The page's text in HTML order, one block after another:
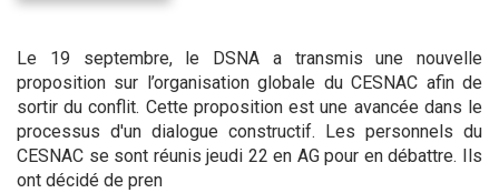
Le 19 septembre, le DSNA a transmis une nouvelle
proposition sur l’organisation globale du CESNAC afin de
sortir du conflit. Cette proposition est une avancée dans le
processus d'un dialogue constructif. Les personnels du
CESNAC se sont réunis jeudi 22 en AG pour en débattre. Ils
ont décidé de pren